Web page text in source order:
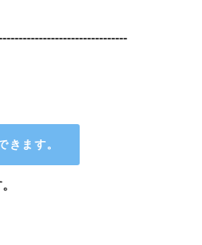
きます。